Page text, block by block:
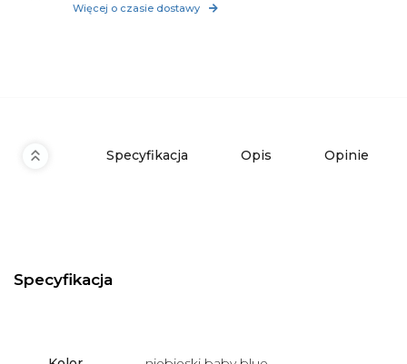
Więcej o czasie dostawy
Specyfikacja Opis Opinie
Specyfikacja